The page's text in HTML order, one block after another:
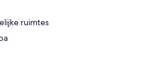
ruimtes